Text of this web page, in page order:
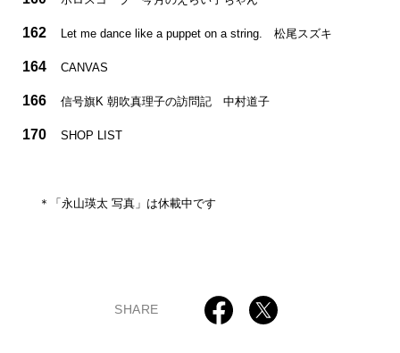
162 Let me dance like a puppet on a string. 松尾スズキ
164 CANVAS
166 信号旗K 朝吹真理子の訪問記 中村道子
170 SHOP LIST
＊「永山瑛太 写真」は休載中です
SHARE